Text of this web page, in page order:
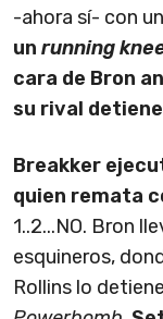
-ahora sí- con un
un running
cara de Bron
su rival
Breakker
quien remata
1..2...NO. Bron
esquineros,
Rollins lo